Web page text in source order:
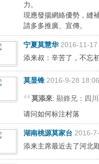
力。
現應發揚網絡優勢，縫
請多多推廣、宣傳。
宁夏莫慧华 2016-11-17
添来叔：辛苦了，不忘
莫显锋 2016-9-28 18:06
莫添來: 顯鋒兄：四
请问如何标注村落
湖南桃源莫家台 2016-
添来主席最近去了河北